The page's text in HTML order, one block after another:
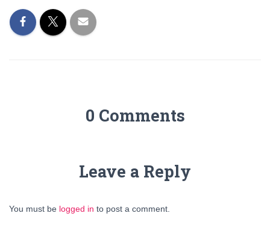
0 Comments
Leave a Reply
You must be logged in to post a comment.